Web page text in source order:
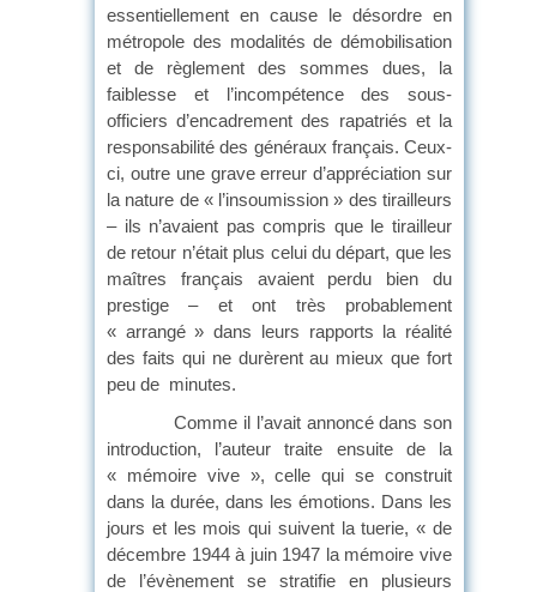
essentiellement en cause le désordre en
métropole des modalités de démobilisation
et de règlement des sommes dues, la
faiblesse et l’incompétence des sous-
officiers d’encadrement des rapatriés et la
responsabilité des généraux français. Ceux-
ci, outre une grave erreur d’appréciation sur
la nature de « l’insoumission » des tirailleurs
– ils n’avaient pas compris que le tirailleur
de retour n’était plus celui du départ, que les
maîtres français avaient perdu bien du
prestige – et ont très probablement
« arrangé » dans leurs rapports la réalité
des faits qui ne durèrent au mieux que fort
peu de minutes.
Comme il l’avait annoncé dans son
introduction, l’auteur traite ensuite de la
« mémoire vive », celle qui se construit
dans la durée, dans les émotions. Dans les
jours et les mois qui suivent la tuerie, « de
décembre 1944 à juin 1947 la mémoire vive
de l’évènement se stratifie en plusieurs